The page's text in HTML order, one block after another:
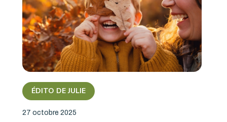
ÉDITO DE JULIE
27 octobre 2025